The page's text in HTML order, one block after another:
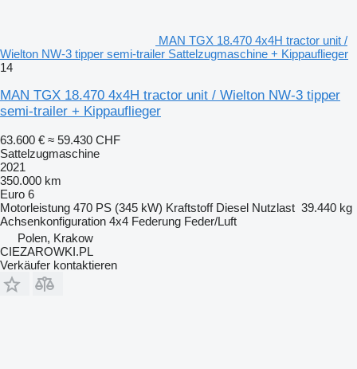
MAN TGX 18.470 4x4H tractor unit /
Wielton NW-3 tipper semi-trailer Sattelzugmaschine + Kippauflieger
14
MAN TGX 18.470 4x4H tractor unit / Wielton NW-3 tipper
semi-trailer + Kippauflieger
63.600 € ≈ 59.430 CHF
Sattelzugmaschine
2021
350.000 km
Euro 6
Motorleistung 470 PS (345 kW) Kraftstoff Diesel Nutzlast 39.440 kg
Achsenkonfiguration 4x4 Federung Feder/Luft
Polen, Krakow
CIEZAROWKI.PL
Verkäufer kontaktieren